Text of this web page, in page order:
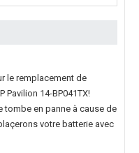
le remplacement de
Pavilion 14-BP041TX!
tombe en panne à cause de
votre batterie avec